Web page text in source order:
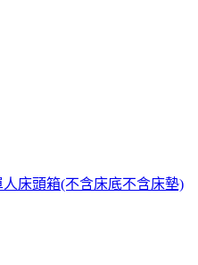
床頭箱(不含床底不含床墊)